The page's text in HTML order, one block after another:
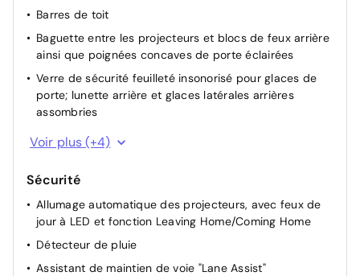
Commande d'expérience de conduite y compris
expérience d'habitacle "Atmospheres"
Barres de toit
Baguette entre les projecteurs et blocs de feux arrière
ainsi que poignées concaves de porte éclairées
Verre de sécurité feuilleté insonorisé pour glaces de
porte; lunette arrière et glaces latérales arrières
assombries
Feux de braquage et éclairage tous temps
Éclairage périmétrique avec projection de logo
Rétroviseur extérieur côté conducteur asphérique,
côté passager avant convexe
Voir plus (+4)
Sécurité
Allumage automatique des projecteurs, avec feux de
jour à LED et fonction Leaving Home/Coming Home
Détecteur de pluie
Assistant de maintien de voie "Lane Assist"